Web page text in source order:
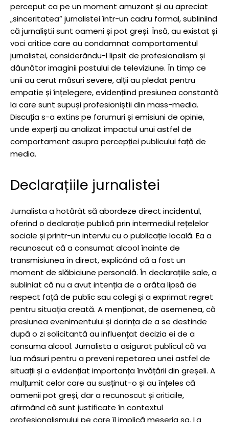
perceput ca pe un moment amuzant și au apreciat
„sinceritatea” jurnalistei într-un cadru formal, subliniind
că jurnaliștii sunt oameni și pot greși. Însă, au existat și
voci critice care au condamnat comportamentul
jurnalistei, considerându-l lipsit de profesionalism și
dăunător imaginii postului de televiziune. În timp ce
unii au cerut măsuri severe, alții au pledat pentru
empatie și înțelegere, evidențiind presiunea constantă
la care sunt supuși profesioniștii din mass-media.
Discuția s-a extins pe forumuri și emisiuni de opinie,
unde experți au analizat impactul unui astfel de
comportament asupra percepției publicului față de
media.
Declarațiile jurnalistei
Jurnalista a hotărât să abordeze direct incidentul,
oferind o declarație publică prin intermediul rețelelor
sociale și printr-un interviu cu o publicație locală. Ea a
recunoscut că a consumat alcool înainte de
transmisiunea în direct, explicând că a fost un
moment de slăbiciune personală. În declarațiile sale, a
subliniat că nu a avut intenția de a arăta lipsă de
respect față de public sau colegi și a exprimat regret
pentru situația creată. A menționat, de asemenea, că
presiunea evenimentului și dorința de a se destinde
după o zi solicitantă au influențat decizia ei de a
consuma alcool. Jurnalista a asigurat publicul că va
lua măsuri pentru a preveni repetarea unei astfel de
situații și a evidențiat importanța învățării din greșeli. A
mulțumit celor care au susținut-o și au înțeles că
oamenii pot greși, dar a recunoscut și criticile,
afirmând că sunt justificate în contextul
profesionalismului pe care îl implică meseria sa. La